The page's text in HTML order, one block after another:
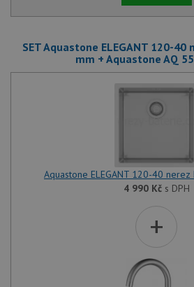
SET Aquastone ELEGANT 120-
mm + Aquastone AQ
Aquastone ELEGANT 120-40
4 990 Kčs DPH
+